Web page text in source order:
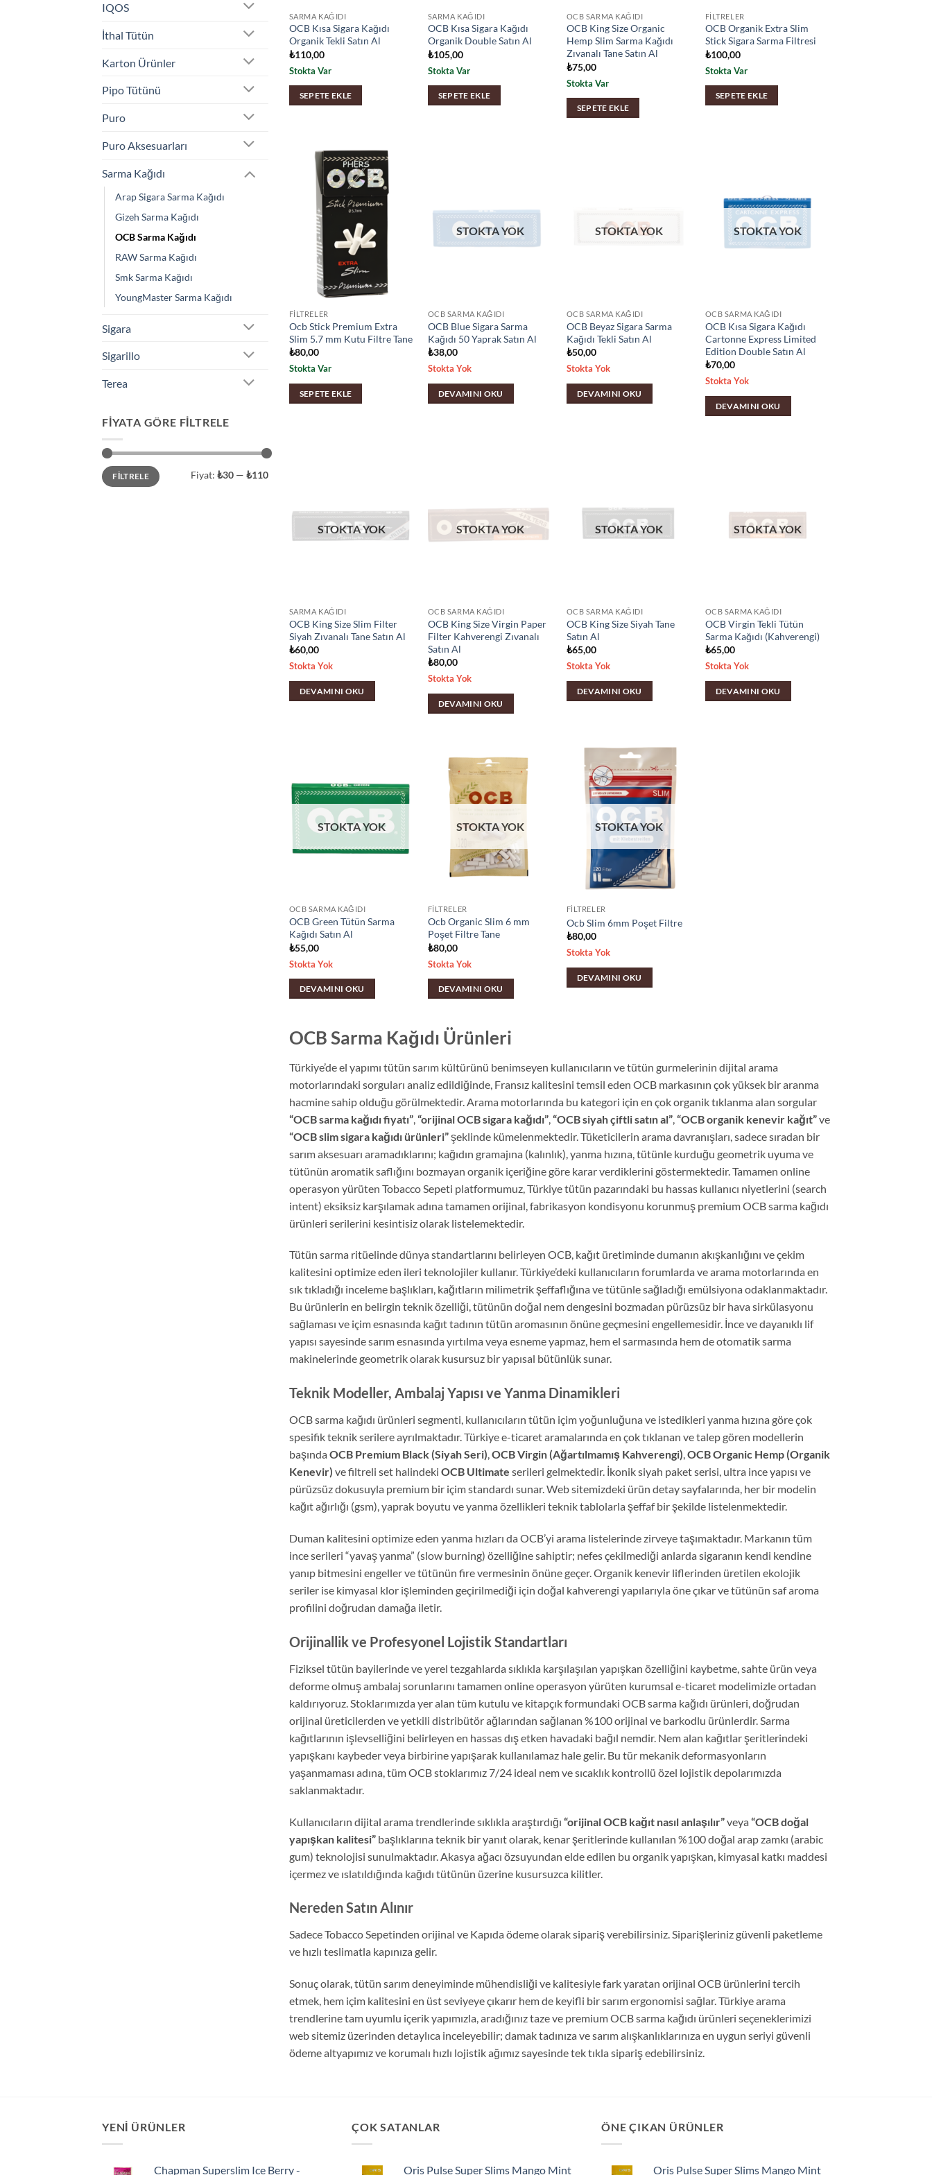
IQOS
İthal Tütün
Karton Ürünler
Pipo Tütünü
Puro
Puro Aksesuarları
Sarma Kağıdı
Arap Sigara Sarma Kağıdı
Gizeh Sarma Kağıdı
OCB Sarma Kağıdı
RAW Sarma Kağıdı
Smk Sarma Kağıdı
YoungMaster Sarma Kağıdı
Sigara
Sigarillo
Terea
FIYATA GÖRE FILTRELE
En
düşük
fiyat
En
yüksek
fiyat
FILTRELE Fiyat: ₺30 — ₺110
SARMA KAĞIDI
OCB Kısa Sigara Kağıdı
Organik Tekli Satın Al
₺110,00
Stokta Var
SEPETE EKLE
SARMA KAĞIDI
OCB Kısa Sigara Kağıdı
Organik Double Satın Al
₺105,00
Stokta Var
SEPETE EKLE
OCB SARMA KAĞIDI
OCB King Size Organic
Hemp Slim Sarma Kağıdı
Zıvanalı Tane Satın Al
₺75,00
Stokta Var
SEPETE EKLE
FILTRELER
OCB Organik Extra Slim
Stick Sigara Sarma Filtresi
₺100,00
Stokta Var
SEPETE EKLE
FILTRELER
Ocb Stick Premium Extra
Slim 5.7 mm Kutu Filtre Tane
₺80,00
Stokta Var
SEPETE EKLE
STOKTA YOK
OCB SARMA KAĞIDI
OCB Blue Sigara Sarma
Kağıdı 50 Yaprak Satın Al
₺38,00
Stokta Yok
DEVAMINI OKU
STOKTA YOK
OCB SARMA KAĞIDI
OCB Beyaz Sigara Sarma
Kağıdı Tekli Satın Al
₺50,00
Stokta Yok
DEVAMINI OKU
STOKTA YOK
OCB SARMA KAĞIDI
OCB Kısa Sigara Kağıdı
Cartonne Express Limited
Edition Double Satın Al
₺70,00
Stokta Yok
DEVAMINI OKU
STOKTA YOK
SARMA KAĞIDI
OCB King Size Slim Filter
Siyah Zıvanalı Tane Satın Al
₺60,00
Stokta Yok
DEVAMINI OKU
STOKTA YOK
OCB SARMA KAĞIDI
OCB King Size Virgin Paper
Filter Kahverengi Zıvanalı
Satın Al
₺80,00
Stokta Yok
DEVAMINI OKU
STOKTA YOK
OCB SARMA KAĞIDI
OCB King Size Siyah Tane
Satın Al
₺65,00
Stokta Yok
DEVAMINI OKU
STOKTA YOK
OCB SARMA KAĞIDI
OCB Virgin Tekli Tütün
Sarma Kağıdı (Kahverengi)
₺65,00
Stokta Yok
DEVAMINI OKU
STOKTA YOK
OCB SARMA KAĞIDI
OCB Green Tütün Sarma
Kağıdı Satın Al
₺55,00
Stokta Yok
DEVAMINI OKU
STOKTA YOK
FILTRELER
Ocb Organic Slim 6 mm
Poşet Filtre Tane
₺80,00
Stokta Yok
DEVAMINI OKU
STOKTA YOK
FILTRELER
Ocb Slim 6mm Poşet Filtre
₺80,00
Stokta Yok
DEVAMINI OKU
OCB Sarma Kağıdı Ürünleri
Türkiye’de el yapımı tütün sarım kültürünü benimseyen kullanıcıların ve tütün gurmelerinin dijital arama
motorlarındaki sorguları analiz edildiğinde, Fransız kalitesini temsil eden OCB markasının çok yüksek bir aranma
hacmine sahip olduğu görülmektedir. Arama motorlarında bu kategori için en çok organik tıklanma alan sorgular
“OCB sarma kağıdı fiyatı” “orijinal OCB sigara kağıdı” “OCB siyah çiftli satın al” “OCB organik kenevir kağıt”ve
“OCB slim sigara kağıdı ürünleri”şeklinde kümelenmektedir. Tüketicilerin arama davranışları, sadece sıradan bir
sarım aksesuarı aramadıklarını; kağıdın gramajına (kalınlık), yanma hızına, tütünle kurduğu geometrik uyuma ve
tütünün aromatik saflığını bozmayan organik içeriğine göre karar verdiklerini göstermektedir. Tamamen online
operasyon yürüten Tobacco Sepeti platformumuz, Türkiye tütün pazarındaki bu hassas kullanıcı niyetlerini (search
intent) eksiksiz karşılamak adına tamamen orijinal, fabrikasyon kondisyonu korunmuş premium OCB sarma kağıdı
ürünleri serilerini kesintisiz olarak listelemektedir.
Tütün sarma ritüelinde dünya standartlarını belirleyen OCB, kağıt üretiminde dumanın akışkanlığını ve çekim
kalitesini optimize eden ileri teknolojiler kullanır. Türkiye’deki kullanıcıların forumlarda ve arama motorlarında en
sık tıkladığı inceleme başlıkları, kağıtların milimetrik şeffaflığına ve tütünle sağladığı emülsiyona odaklanmaktadır.
Bu ürünlerin en belirgin teknik özelliği, tütünün doğal nem dengesini bozmadan pürüzsüz bir hava sirkülasyonu
sağlaması ve içim esnasında kağıt tadının tütün aromasının önüne geçmesini engellemesidir. İnce ve dayanıklı lif
yapısı sayesinde sarım esnasında yırtılma veya esneme yapmaz, hem el sarmasında hem de otomatik sarma
makinelerinde geometrik olarak kusursuz bir yapısal bütünlük sunar.
Teknik Modeller, Ambalaj Yapısı ve Yanma Dinamikleri
OCB sarma kağıdı ürünleri segmenti, kullanıcıların tütün içim yoğunluğuna ve istedikleri yanma hızına göre çok
spesifik teknik serilere ayrılmaktadır. Türkiye e-ticaret aramalarında en çok tıklanan ve talep gören modellerin
başında OCB Premium Black (Siyah Seri),OCB Virgin (Ağartılmamış Kahverengi),OCB Organic Hemp (Organik
Kenevir) ve filtreli set halindeki OCB Ultimate serileri gelmektedir. İkonik siyah paket serisi, ultra ince yapısı ve
pürüzsüz dokusuyla premium bir içim standardı sunar. Web sitemizdeki ürün detay sayfalarında, her bir modelin
kağıt ağırlığı (gsm), yaprak boyutu ve yanma özellikleri teknik tablolarla şeffaf bir şekilde listelenmektedir.
Duman kalitesini optimize eden yanma hızları da OCB’yi arama listelerinde zirveye taşımaktadır. Markanın tüm
ince serileri “yavaş yanma” (slow burning) özelliğine sahiptir; nefes çekilmediği anlarda sigaranın kendi kendine
yanıp bitmesini engeller ve tütünün fire vermesinin önüne geçer. Organik kenevir liflerinden üretilen ekolojik
seriler ise kimyasal klor işleminden geçirilmediği için doğal kahverengi yapılarıyla öne çıkar ve tütünün saf aroma
profilini doğrudan damağa iletir.
Orijinallik ve Profesyonel Lojistik Standartları
Fiziksel tütün bayilerinde ve yerel tezgahlarda sıklıkla karşılaşılan yapışkan özelliğini kaybetme, sahte ürün veya
deforme olmuş ambalaj sorunlarını tamamen online operasyon yürüten kurumsal e-ticaret modelimizle ortadan
kaldırıyoruz. Stoklarımızda yer alan tüm kutulu ve kitapçık formundaki OCB sarma kağıdı ürünleri, doğrudan
orijinal üreticilerden ve yetkili distribütör ağlarından sağlanan %100 orijinal ve barkodlu ürünlerdir. Sarma
kağıtlarının işlevselliğini belirleyen en hassas dış etken havadaki bağıl nemdir. Nem alan kağıtlar şeritlerindeki
yapışkanı kaybeder veya birbirine yapışarak kullanılamaz hale gelir. Bu tür mekanik deformasyonların
yaşanmaması adına, tüm OCB stoklarımız 7/24 ideal nem ve sıcaklık kontrollü özel lojistik depolarımızda
saklanmaktadır.
Kullanıcıların dijital arama trendlerinde sıklıkla araştırdığı “orijinal OCB kağıt nasıl anlaşılır”veya “OCB doğal
yapışkan kalitesi” başlıklarına teknik bir yanıt olarak, kenar şeritlerinde kullanılan %100 doğal arap zamkı (arabic
gum) teknolojisi sunulmaktadır. Akasya ağacı özsuyundan elde edilen bu organik yapışkan, kimyasal katkı maddesi
içermez ve ıslatıldığında kağıdı tütünün üzerine kusursuzca kilitler.
Nereden Satın Alınır
Sadece Tobacco Sepetinden orijinal ve Kapıda ödeme olarak sipariş verebilirsiniz. Siparişleriniz güvenli paketleme
ve hızlı teslimatla kapınıza gelir.
Sonuç olarak, tütün sarım deneyiminde mühendisliği ve kalitesiyle fark yaratan orijinal OCB ürünlerini tercih
etmek, hem içim kalitesini en üst seviyeye çıkarır hem de keyifli bir sarım ergonomisi sağlar. Türkiye arama
trendlerine tam uyumlu içerik yapımızla, aradığınız taze ve premium OCB sarma kağıdı ürünleri seçeneklerimizi
web sitemiz üzerinden detaylıca inceleyebilir; damak tadınıza ve sarım alışkanlıklarınıza en uygun seriyi güvenli
ödeme altyapımız ve korumalı hızlı lojistik ağımız sayesinde tek tıkla sipariş edebilirsiniz.
YENI ÜRÜNLER
Chapman Superslim Ice Berry -
ÇOK SATANLAR
Oris Pulse Super Slims Mango Mint
ÖNE ÇIKAN ÜRÜNLER
Oris Pulse Super Slims Mango Mint